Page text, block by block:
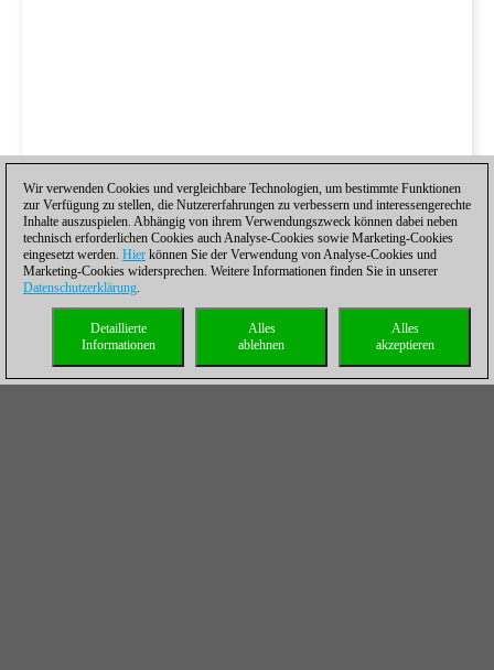
Wir verwenden Cookies und vergleichbare Technologien, um bestimmte Funktionen
zur Verfügung zu stellen, die Nutzererfahrungen zu verbessern und interessengerechte
Inhalte auszuspielen. Abhängig von ihrem Verwendungszweck können dabei neben
technisch erforderlichen Cookies auch Analyse-Cookies sowie Marketing-Cookies
eingesetzt werden. Hier können Sie der Verwendung von Analyse-Cookies und
Marketing-Cookies widersprechen. Weitere Informationen finden Sie in unserer
Datenschutzerklärung.
Alles
akzeptieren
Alles
ablehnen
Detaillierte
Informationen